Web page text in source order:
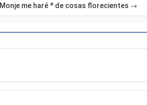
Monje me haré * de cosas florecientes →